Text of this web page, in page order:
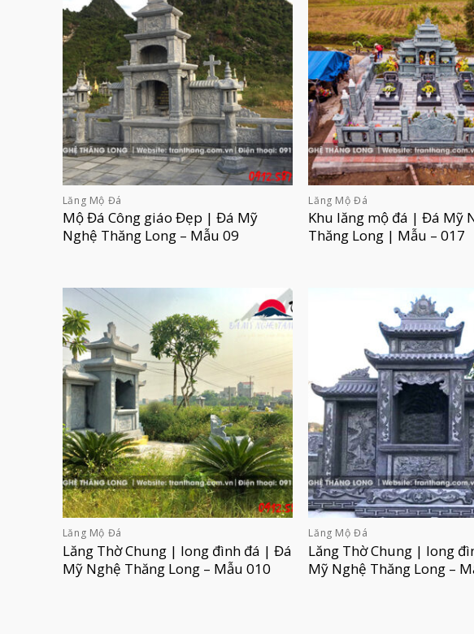
Lăng Mộ Đá
Mộ Đá Công giáo Đẹp | Đá Mỹ
Nghệ Thăng Long – Mẫu 09
Lăng Mộ Đá
Khu lăng mộ đá | Đá Mỹ
Thăng Long | Mẫu – 017
Lăng Mộ Đá
Lăng Thờ Chung | long đình đá | Đá
Mỹ Nghệ Thăng Long – Mẫu 010
Lăng Mộ Đá
Lăng Thờ Chung | long
Mỹ Nghệ Thăng Long –